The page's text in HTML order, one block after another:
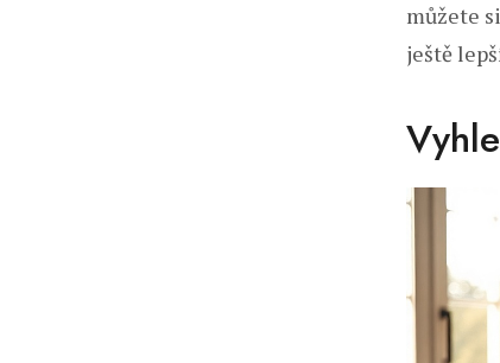
můžete
ještě